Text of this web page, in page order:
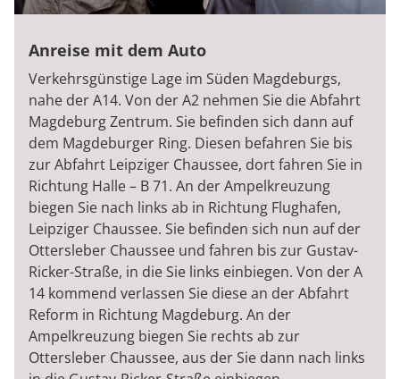
Anreise mit dem Auto
Verkehrsgünstige Lage im Süden Magdeburgs,
nahe der A14. Von der A2 nehmen Sie die Abfahrt
Magdeburg Zentrum. Sie befinden sich dann auf
dem Magdeburger Ring. Diesen befahren Sie bis
zur Abfahrt Leipziger Chaussee, dort fahren Sie in
Richtung Halle – B 71. An der Ampelkreuzung
biegen Sie nach links ab in Richtung Flughafen,
Leipziger Chaussee. Sie befinden sich nun auf der
Ottersleber Chaussee und fahren bis zur Gustav-
Ricker-Straße, in die Sie links einbiegen. Von der A
14 kommend verlassen Sie diese an der Abfahrt
Reform in Richtung Magdeburg. An der
Ampelkreuzung biegen Sie rechts ab zur
Ottersleber Chaussee, aus der Sie dann nach links